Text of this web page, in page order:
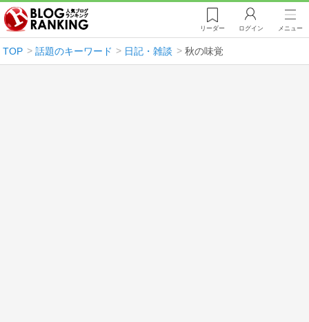
リーダー ログイン メニュー
TOP 話題のキーワード 日記・雑談 秋の味覚